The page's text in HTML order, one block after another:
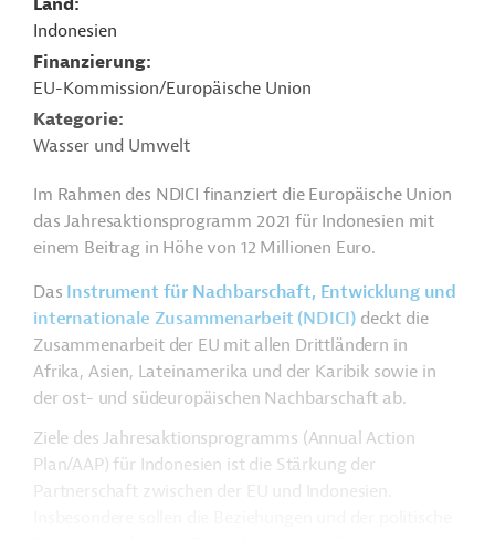
Land
Indonesien
Finanzierung
EU-Kommission/Europäische Union
Kategorie
Wasser und Umwelt
Im Rahmen des NDICI finanziert die Europäische Union
das Jahresaktionsprogramm 2021 für Indonesien mit
einem Beitrag in Höhe von 12 Millionen Euro.
Das Instrument für Nachbarschaft, Entwicklung und
internationale Zusammenarbeit (NDICI) deckt die
Zusammenarbeit der EU mit allen Drittländern in
Afrika, Asien, Lateinamerika und der Karibik sowie in
der ost- und südeuropäischen Nachbarschaft ab.
Ziele des Jahresaktionsprogramms (Annual Action
Plan/AAP) für Indonesien ist die Stärkung der
Partnerschaft zwischen der EU und Indonesien.